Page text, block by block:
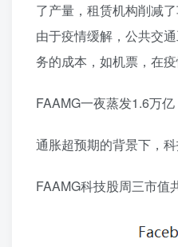
了产量，租赁机构削减
由于疫情缓解，公共交
务的成本，如机票，在
FAAMG一夜蒸发1.6万亿
通胀超预期的背景下，科
FAAMG科技股周三市值